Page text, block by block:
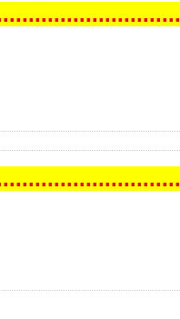
............................
............................